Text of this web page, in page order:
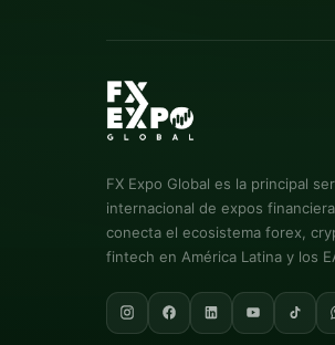
FX Expo Global es la principal
internacional de expos
conecta el ecosistema forex,
fintech en América Latina y los